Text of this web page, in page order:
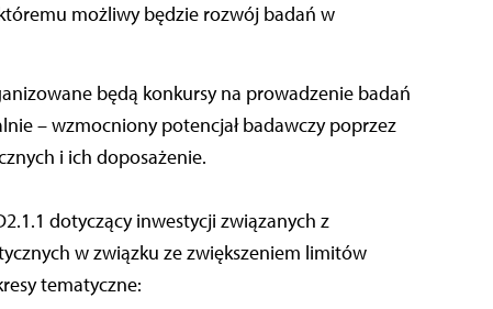
możliwy będzie rozwój badań w
będą konkursy na prowadzenie badań
– wzmocniony potencjał badawczy poprzez
i ich doposażenie.
dotyczący inwestycji związanych z
w związku ze zwiększeniem limitów
tematyczne: